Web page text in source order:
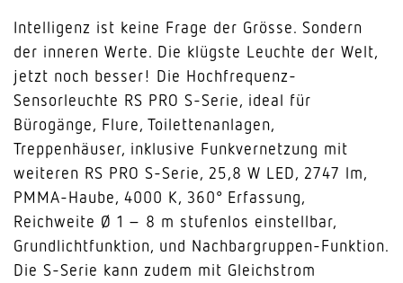
Intelligenz ist keine Frage der Grösse. Sondern
der inneren Werte. Die klügste Leuchte der Welt,
jetzt noch besser! Die Hochfrequenz-
Sensorleuchte RS PRO S-Serie, ideal für
Bürogänge, Flure, Toilettenanlagen,
Treppenhäuser, inklusive Funkvernetzung mit
weiteren RS PRO S-Serie, 25,8 W LED, 2747 lm,
PMMA-Haube, 4000 K, 360° Erfassung,
Reichweite Ø 1 – 8 m stufenlos einstellbar,
Grundlichtfunktion, und Nachbargruppen-Funktion.
Die S-Serie kann zudem mit Gleichstrom